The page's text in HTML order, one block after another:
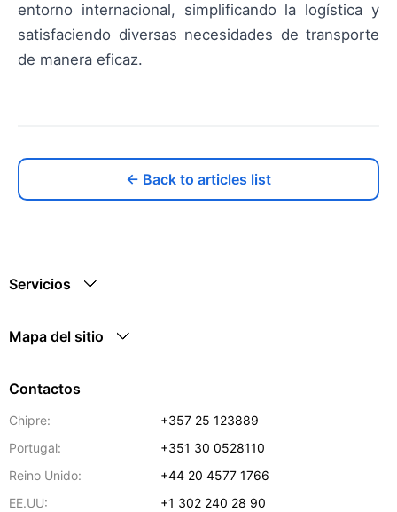
entorno internacional, simplificando la logística y
satisfaciendo diversas necesidades de transporte
de manera eficaz.
← Back to articles list
Servicios
Mapa del sitio
Contactos
Chipre:
+357 25 123889
Portugal:
+351 30 0528110
Reino Unido:
+44 20 4577 1766
EE.UU:
+1 302 240 28 90